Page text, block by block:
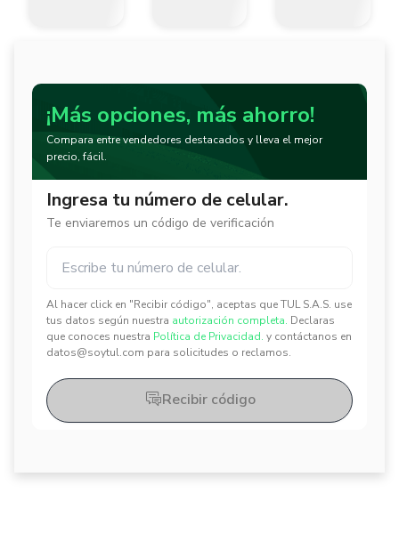
¡Más opciones, más ahorro!
Compara entre vendedores destacados y lleva el mejor
precio, fácil.
Ingresa tu número de celular.
Te enviaremos un código de verificación
Al hacer click en "Recibir código", aceptas que TUL S.A.S. use
tus datos según nuestra autorización completa. Declaras
que conoces nuestra Política de Privacidad. y contáctanos en
datos@soytul.com para solicitudes o reclamos.
✕
✕
Recibir código